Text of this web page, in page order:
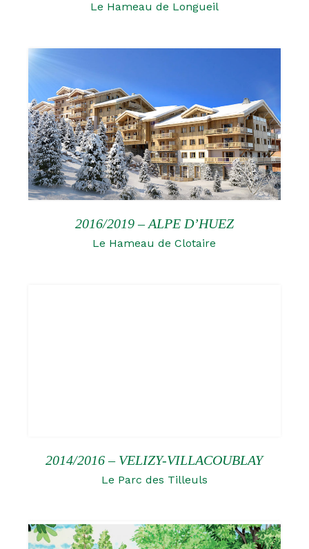
Le Hameau de Longueil
2016/2019 – ALPE D’HUEZ
Le Hameau de Clotaire
2014/2016 – VELIZY-VILLACOUBLAY
Le Parc des Tilleuls